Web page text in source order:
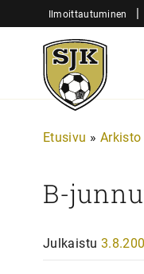
sisältöön
Ilmoittautuminen |
Sjk-
Juniorit
Etusivu » Arkisto
B-
Julkaistu